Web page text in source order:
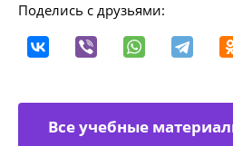
Поделись с друзьями:
Все учебные